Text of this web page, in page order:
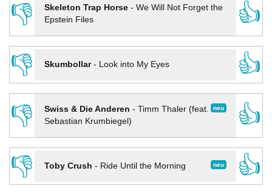
👎
Skeleton Trap Horse- We Will Not Forget the
Epstein Files
👍
👎
Skumbollar- Look into My Eyes
👍
👎
neu
Swiss & Die Anderen - Timm Thaler (feat.
Sebastian Krumbiegel)
👍
👎
neu
Toby Crush - Ride Until the Morning
👍